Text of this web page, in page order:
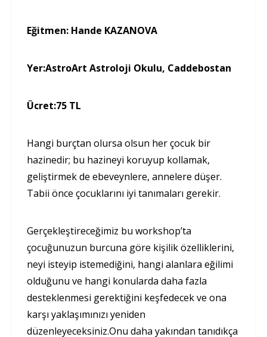
Eğitmen: Hande KAZANOVA
Yer:AstroArt Astroloji Okulu, Caddebostan
Ücret:75 TL
Hangi burçtan olursa olsun her çocuk bir
hazinedir; bu hazineyi koruyup kollamak,
geliştirmek de ebeveynlere, annelere düşer.
Tabii önce çocuklarını iyi tanımaları gerekir.
Gerçekleştireceğimiz bu workshop’ta
çocuğunuzun burcuna göre kişilik özelliklerini,
neyi isteyip istemediğini, hangi alanlara eğilimi
olduğunu ve hangi konularda daha fazla
desteklenmesi gerektiğini keşfedecek ve ona
karşı yaklaşımınızı yeniden
düzenleyeceksiniz.Onu daha yakından tanıdıkça